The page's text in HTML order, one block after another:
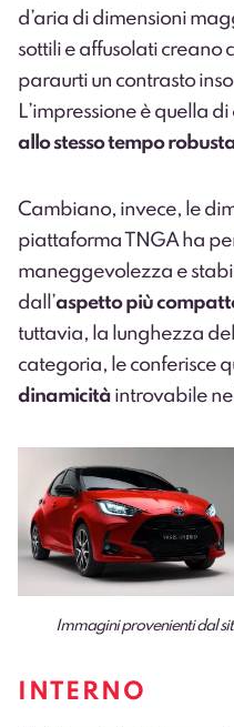
d’aria di dimensioni
sottili e affusolati creano
paraurti un contrasto
L’impressione è quella
allo stesso tempo
Cambiano, invece, le
piattaforma TNGA ha
maneggevolezza e
dall’aspetto più
tuttavia, la lunghezza
categoria, le conferisce
dinamicità introvabile
Immagini provenienti dal
INTERNO